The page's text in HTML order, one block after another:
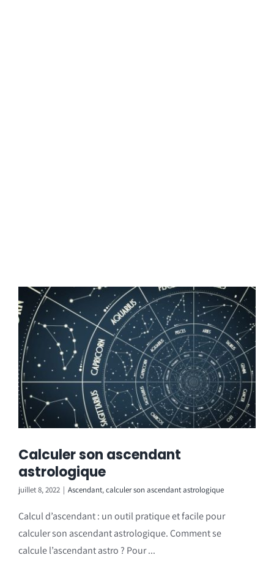
Calculer son ascendant
astrologique
juillet 8, 2022 | Ascendant,calculer son ascendant astrologique
Calcul d’ascendant : un outil pratique et facile pour
calculer son ascendant astrologique. Comment se
calcule l’ascendant astro ? Pour ...